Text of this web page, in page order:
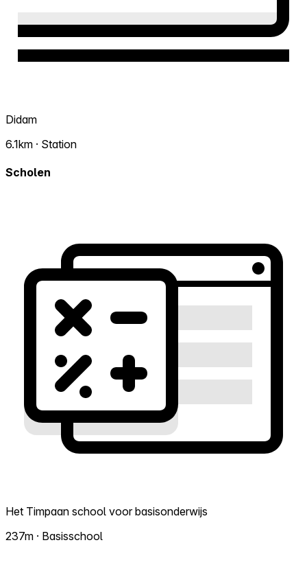
Didam
6.1km · Station
Scholen
Het Timpaan school voor basisonderwijs
237m · Basisschool